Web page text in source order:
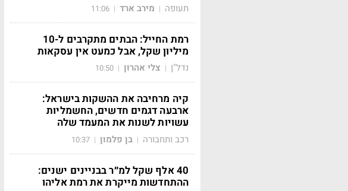
תעופה | מירב ארד |
11:06
רמת החייל: הבתים מתקרבים ל-10
מיליון שקל, אבל כמעט אין עסקאות
נדל"ן | צלי אהרון |
10:50
קיה מרחיבה את ההשקות בישראל:
ארבעה דגמים חדשים, החשמליות
עשויות לשנות את המעמד שלה
רכב ותחבורה | בן פלמון |
10:37
40 אלף שקל למ״ר בבניינים ישנים:
ההתחדשות מייקרת את רמת אליהו